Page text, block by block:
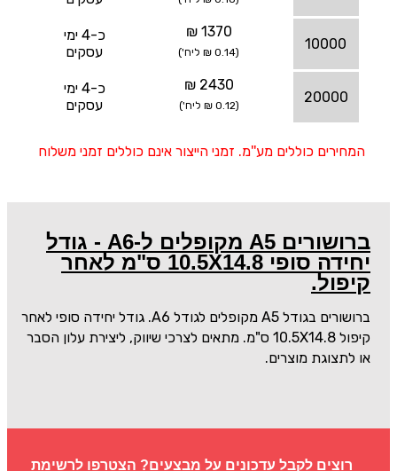
10000
1370 ₪
(0.14 ₪ ליח')
כ-4 ימי
עסקים
20000
2430 ₪
(0.12 ₪ ליח')
כ-4 ימי
עסקים
המחירים כוללים מע''מ. זמני הייצור אינם כוללים זמני משלוח
ברושורים A5 מקופלים ל-A6 - גודל
יחידה סופי 10.5X14.8 ס"מ לאחר
קיפול.
ברושורים בגודל A5 מקופלים לגודל A6. גודל יחידה סופי לאחר
קיפול 10.5X14.8 ס"מ. מתאים לצרכי שיווק, ליצירת עלון הסבר
או לתצוגת מוצרים.
רוצים לקבל עדכונים על מבצעים? הצטרפו לרשימת